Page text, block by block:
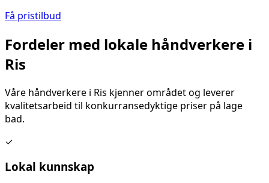
Få pristilbud
Fordeler med lokale håndverkere i
Ris
Våre håndverkere i Ris kjenner området og leverer
kvalitetsarbeid til konkurransedyktige priser på lage
bad.
✓
Lokal kunnskap